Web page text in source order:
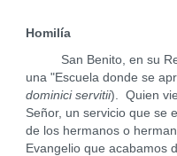
Homilía
San Benito, en su
una "Escuela donde se
dominici servitii). Quien
Señor, un servicio que se
de los hermanos o
Evangelio que acabamos